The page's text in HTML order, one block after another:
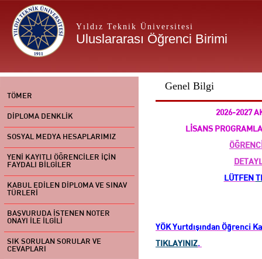
Yıldız Teknik Üniversitesi
Uluslararası Öğrenci Birimi
TÖMER
DİPLOMA DENKLİK
SOSYAL MEDYA HESAPLARIMIZ
YENİ KAYITLI ÖĞRENCİLER İÇİN
FAYDALI BİLGİLER
KABUL EDİLEN DİPLOMA VE SINAV
TÜRLERİ
BAŞVURUDA İSTENEN NOTER
ONAYI İLE İLGİLİ
SIK SORULAN SORULAR VE
CEVAPLARI
Genel Bilgi
2026-2027
LİSANS
LÜTFEN
YÖK Yurtdışından Öğrenci
TIKLAYINIZ.